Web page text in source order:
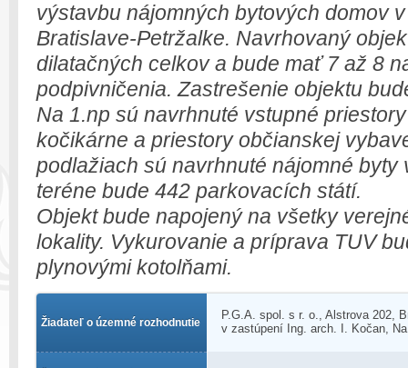
výstavbu nájomných bytových domov
Bratislave-Petržalke. Navrhovaný
dilatačných celkov a bude mať 7 až 8
podpivničenia. Zastrešenie objektu
Na 1.np sú navrhnuté vstupné
kočikárne a priestory občianskej
podlažiach sú navrhnuté nájomné byty
teréne bude 442 parkovacích státí.
Objekt bude napojený na všetky
lokality. Vykurovanie a príprava TUV
plynovými kotolňami.
Žiadateľ o územné rozhodnutie
P.G.A. spol. s r. o., Alstrova 202,
v zastúpení Ing. arch. I. Kočan,